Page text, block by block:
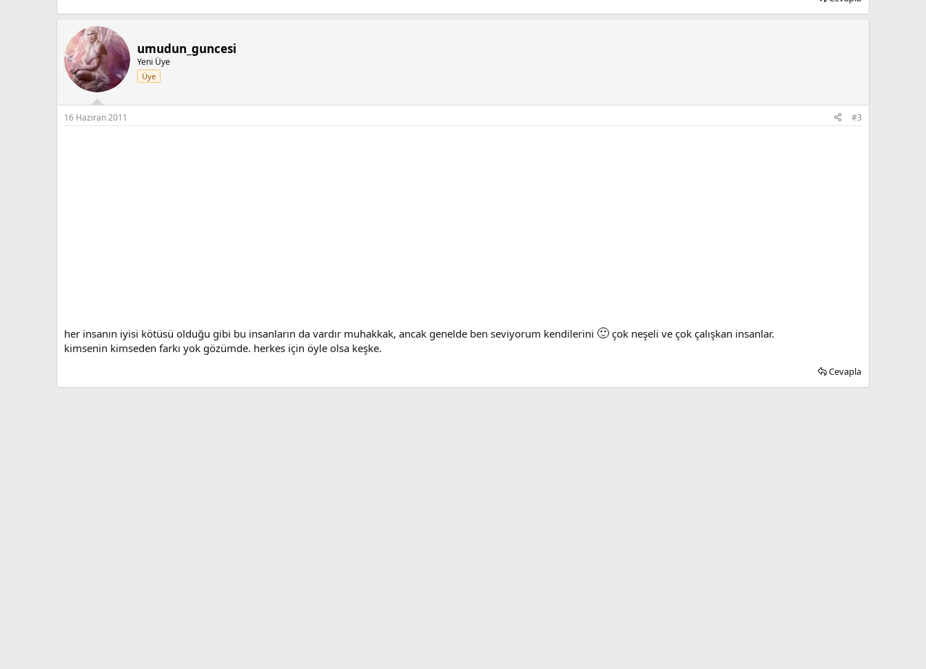
umudun_guncesi
Yeni Üye
Üye
16 Haziran 2011 #3
her insanın iyisi kötüsü olduğu gibi bu insanların da vardır muhakkak, ancak genelde ben seviyorum kendilerini 🙂 çok neşeli ve çok çalışkan insanlar.
kimsenin kimseden farkı yok gözümde. herkes için öyle olsa keşke.
Cevapla